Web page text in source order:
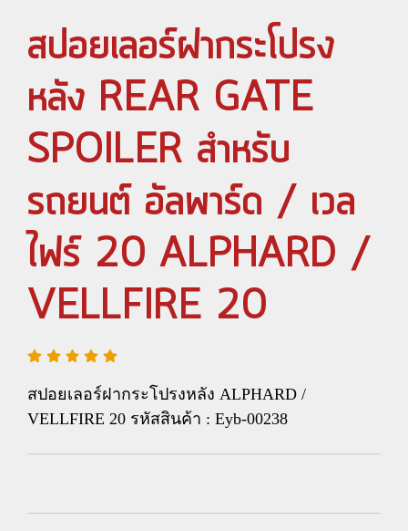
สปอยเลอร์ฝากระโปรง
หลัง REAR GATE
SPOILER สำหรับ
รถยนต์ อัลพาร์ด / เวล
ไฟร์ 20 ALPHARD /
VELLFIRE 20
สปอยเลอร์ฝากระโปรงหลัง ALPHARD /
VELLFIRE 20 รหัสสินค้า : Eyb-00238